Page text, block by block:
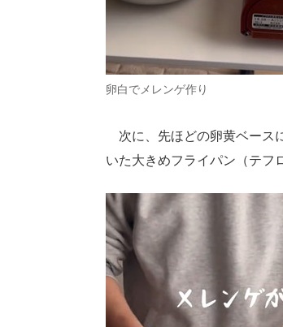
卵白でメレンゲ作り
次に、先ほどの卵黄ベース
いた大きめフライパン（テフ